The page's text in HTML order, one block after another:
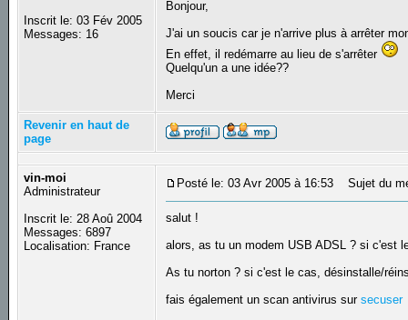
Inscrit le: 03 Fév 2005
Messages: 16
Bonjour,
J'ai un soucis car je n'arrive plus à arrêter
En effet, il redémarre au lieu de s'arrêter
Quelqu'un a une idée??
Merci
Revenir en haut de
page
vin-moi
Administrateur
Inscrit le: 28 Aoû 2004
Messages: 6897
Localisation: France
Posté le: 03 Avr 2005 à 16:53 Sujet du
salut !
alors, as tu un modem USB ADSL ? si c'est
As tu norton ? si c'est le cas, désinstalle/
fais également un scan antivirus sursecuser